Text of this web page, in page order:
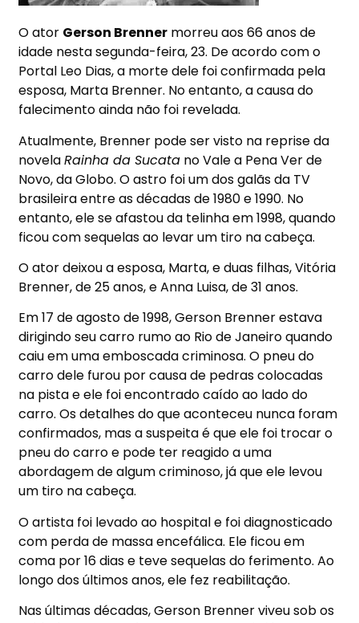
O ator Gerson Brenner morreu aos 66 anos de
idade nesta segunda-feira, 23. De acordo com o
Portal Leo Dias, a morte dele foi confirmada pela
esposa, Marta Brenner. No entanto, a causa do
falecimento ainda não foi revelada.
Atualmente, Brenner pode ser visto na reprise da
novelaRainha da Sucata no Vale a Pena Ver de
Novo, da Globo. O astro foi um dos galãs da TV
brasileira entre as décadas de 1980 e 1990. No
entanto, ele se afastou da telinha em 1998, quando
ficou com sequelas ao levar um tiro na cabeça.
O ator deixou a esposa, Marta, e duas filhas, Vitória
Brenner, de 25 anos, e Anna Luisa, de 31 anos.
Em 17 de agosto de 1998, Gerson Brenner estava
dirigindo seu carro rumo ao Rio de Janeiro quando
caiu em uma emboscada criminosa. O pneu do
carro dele furou por causa de pedras colocadas
na pista e ele foi encontrado caído ao lado do
carro. Os detalhes do que aconteceu nunca foram
confirmados, mas a suspeita é que ele foi trocar o
pneu do carro e pode ter reagido a uma
abordagem de algum criminoso, já que ele levou
um tiro na cabeça.
O artista foi levado ao hospital e foi diagnosticado
com perda de massa encefálica. Ele ficou em
coma por 16 dias e teve sequelas do ferimento. Ao
longo dos últimos anos, ele fez reabilitação.
Nas últimas décadas, Gerson Brenner viveu sob os